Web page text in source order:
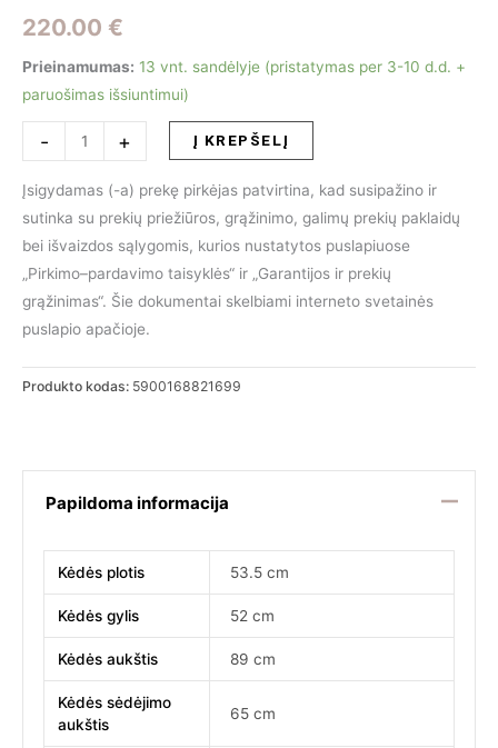
220.00 €
Prieinamumas: 13 vnt. sandėlyje (pristatymas per 3-10 d.d. +
paruošimas išsiuntimui)
-
produkto
kiekis:
Pusbario
kėdė
MARGO
+ Į KREPŠELĮ
Įsigydamas (-a) prekę pirkėjas patvirtina, kad susipažino ir
sutinka su prekių priežiūros, grąžinimo, galimų prekių paklaidų
bei išvaizdos sąlygomis, kurios nustatytos puslapiuose
„Pirkimo–pardavimo taisyklės“ ir „Garantijos ir prekių
grąžinimas“. Šie dokumentai skelbiami interneto svetainės
puslapio apačioje.
Produkto kodas: 5900168821699
Papildoma informacija
Kėdės plotis 53.5 cm
Kėdės gylis 52 cm
Kėdės aukštis 89 cm
Kėdės sėdėjimo
aukštis
65 cm